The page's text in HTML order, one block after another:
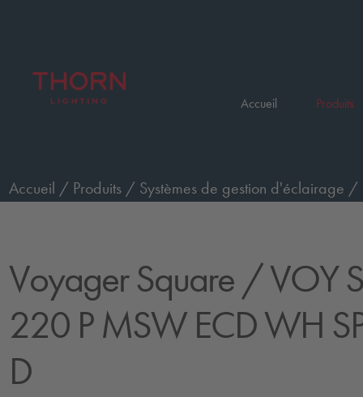
Accueil Produits
Accueil / Produits / Systèmes de gestion d'éclairage /
Voyager Square / VOY
220 P MSW ECD WH
D